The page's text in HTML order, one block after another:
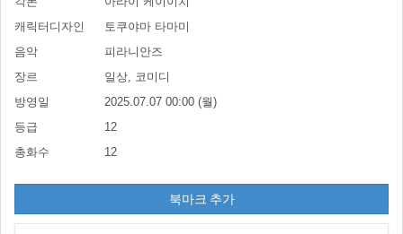
캐릭터디자인
토쿠야마 타마미
음악
피라니안즈
장르
일상, 코미디
방영일
2025.07.07 00:00 (월)
등급
12
총화수
12
북마크 추가